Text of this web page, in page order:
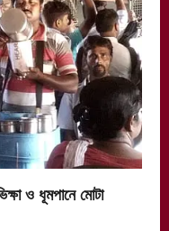
ও ধূমপানে মোটা